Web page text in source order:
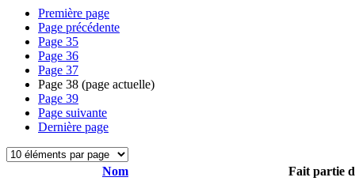
Première page
Page précédente
Page 35
Page 36
Page 37
Page 38 (page actuelle)
Page 39
Page suivante
Dernière page
Nom
Fait partie